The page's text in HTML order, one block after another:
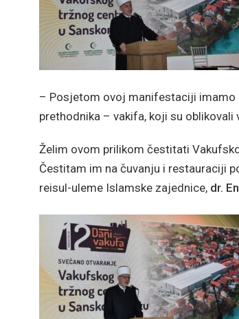
– Posjetom ovoj manifestaciji imamo
prethodnika – vakifa, koji su
Želim ovom prilikom čestitati
Čestitam im na čuvanju i restauraciji
reisul-uleme Islamske zajednice, dr.